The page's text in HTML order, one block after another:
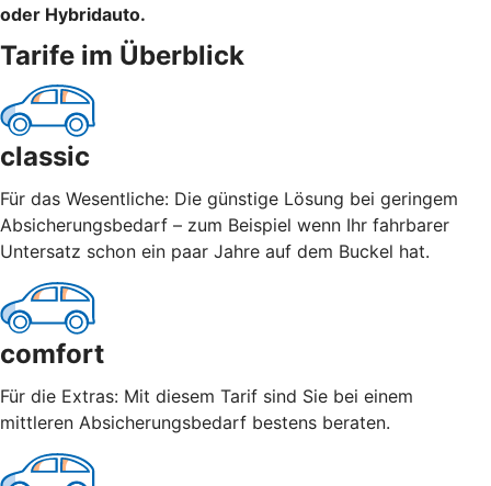
oder Hybridauto.
Tarife im Überblick
classic
Für das Wesentliche: Die günstige Lösung bei geringem
Absicherungsbedarf – zum Beispiel wenn Ihr fahrbarer
Untersatz schon ein paar Jahre auf dem Buckel hat.
comfort
Für die Extras: Mit diesem Tarif sind Sie bei einem
mittleren Absicherungsbedarf bestens beraten.